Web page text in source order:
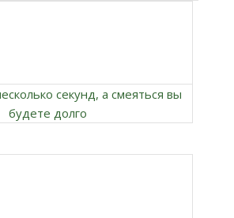
секунд, а смеяться вы
будете долго